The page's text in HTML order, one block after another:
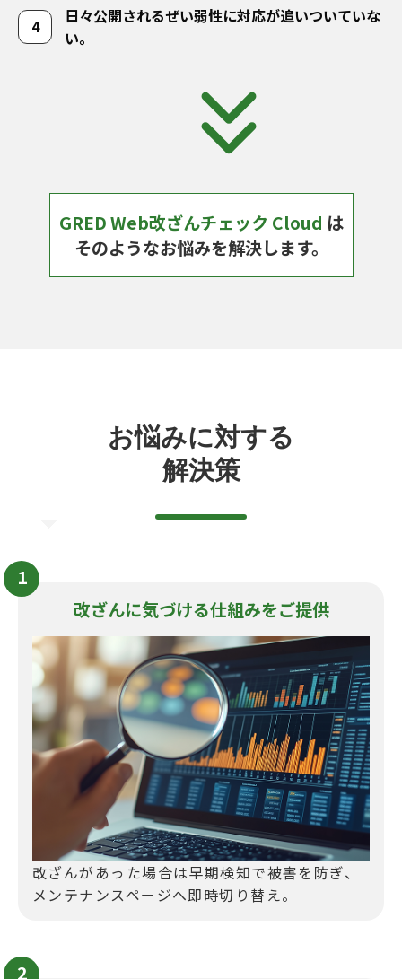
日々公開されるぜい弱性に対応が追いついていな
い。
GRED Web改ざんチェック Cloud は
そのようなお悩みを解決します。
お悩みに対する
解決策
改ざんに気づける仕組みをご提供
改ざんがあった場合は早期検知で被害を防ぎ、
メンテナンスページへ即時切り替え。